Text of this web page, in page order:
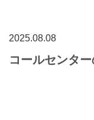
2025.08.08
コールセンタ